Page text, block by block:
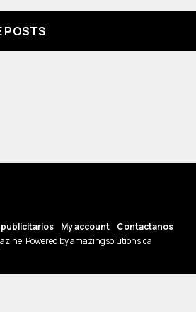
POSTS
My account
Contactanos
Powered by amazingsolutions.ca